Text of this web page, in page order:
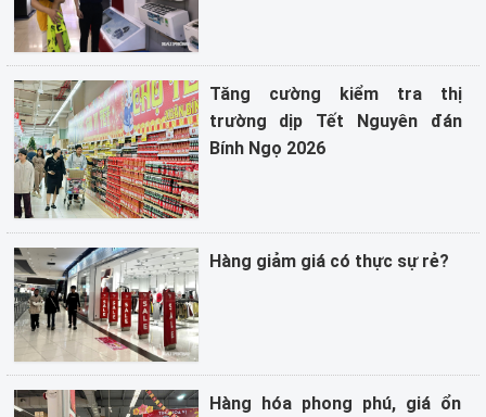
Tăng cường kiểm tra thị
trường dịp Tết Nguyên đán
Bính Ngọ 2026
Hàng giảm giá có thực sự rẻ?
Hàng hóa phong phú, giá ổn